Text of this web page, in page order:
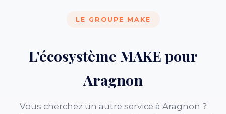
LE GROUPE MAKE
L'écosystème MAKE pour
Aragnon
Vous cherchez un autre service à Aragnon ?